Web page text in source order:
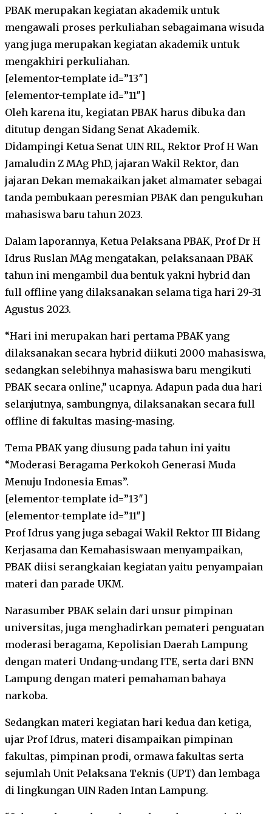
PBAK merupakan kegiatan akademik untuk
mengawali proses perkuliahan sebagaimana wisuda
yang juga merupakan kegiatan akademik untuk
mengakhiri perkuliahan.
[elementor-template id=”13″]
[elementor-template id=”11″]
Oleh karena itu, kegiatan PBAK harus dibuka dan
ditutup dengan Sidang Senat Akademik.
Didampingi Ketua Senat UIN RIL, Rektor Prof H Wan
Jamaludin Z MAg PhD, jajaran Wakil Rektor, dan
jajaran Dekan memakaikan jaket almamater sebagai
tanda pembukaan peresmian PBAK dan pengukuhan
mahasiswa baru tahun 2023.
Dalam laporannya, Ketua Pelaksana PBAK, Prof Dr H
Idrus Ruslan MAg mengatakan, pelaksanaan PBAK
tahun ini mengambil dua bentuk yakni hybrid dan
full offline yang dilaksanakan selama tiga hari 29-31
Agustus 2023.
“Hari ini merupakan hari pertama PBAK yang
dilaksanakan secara hybrid diikuti 2000 mahasiswa,
sedangkan selebihnya mahasiswa baru mengikuti
PBAK secara online,” ucapnya. Adapun pada dua hari
selanjutnya, sambungnya, dilaksanakan secara full
offline di fakultas masing-masing.
Tema PBAK yang diusung pada tahun ini yaitu
“Moderasi Beragama Perkokoh Generasi Muda
Menuju Indonesia Emas”.
[elementor-template id=”13″]
[elementor-template id=”11″]
Prof Idrus yang juga sebagai Wakil Rektor III Bidang
Kerjasama dan Kemahasiswaan menyampaikan,
PBAK diisi serangkaian kegiatan yaitu penyampaian
materi dan parade UKM.
Narasumber PBAK selain dari unsur pimpinan
universitas, juga menghadirkan pemateri penguatan
moderasi beragama, Kepolisian Daerah Lampung
dengan materi Undang-undang ITE, serta dari BNN
Lampung dengan materi pemahaman bahaya
narkoba.
Sedangkan materi kegiatan hari kedua dan ketiga,
ujar Prof Idrus, materi disampaikan pimpinan
fakultas, pimpinan prodi, ormawa fakultas serta
sejumlah Unit Pelaksana Teknis (UPT) dan lembaga
di lingkungan UIN Raden Intan Lampung.